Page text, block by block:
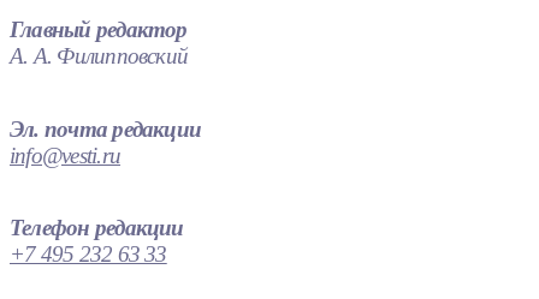
Главный редактор
А. А. Филипповский
Эл. почта редакции
info@vesti.ru
Телефон редакции
+7 495 232 63 33